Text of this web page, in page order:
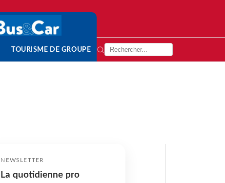
TOURISME DE GROUPE
NEWSLETTER
La quotidienne pro